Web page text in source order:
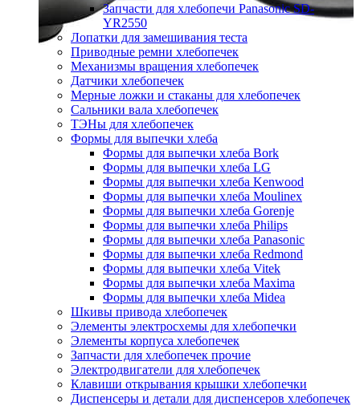
Запчасти для хлебопечи Panasonic SD-
YR2550
Лопатки для замешивания теста
Приводные ремни хлебопечек
Механизмы вращения хлебопечек
Датчики хлебопечек
Мерные ложки и стаканы для хлебопечек
Сальники вала хлебопечек
ТЭНы для хлебопечек
Формы для выпечки хлеба
Формы для выпечки хлеба Bork
Формы для выпечки хлеба LG
Формы для выпечки хлеба Kenwood
Формы для выпечки хлеба Moulinex
Формы для выпечки хлеба Gorenje
Формы для выпечки хлеба Philips
Формы для выпечки хлеба Panasonic
Формы для выпечки хлеба Redmond
Формы для выпечки хлеба Vitek
Формы для выпечки хлеба Maxima
Формы для выпечки хлеба Midea
Шкивы привода хлебопечек
Элементы электросхемы для хлебопечки
Элементы корпуса хлебопечек
Запчасти для хлебопечек прочие
Электродвигатели для хлебопечек
Клавиши открывания крышки хлебопечки
Диспенсеры и детали для диспенсеров хлебопечек